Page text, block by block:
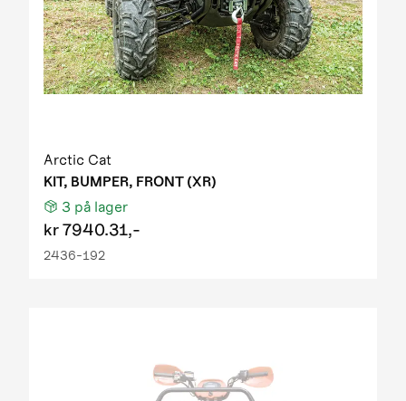
Arctic Cat
KIT, BUMPER, FRONT (XR)
3 på lager
kr7940.31,-
2436-192